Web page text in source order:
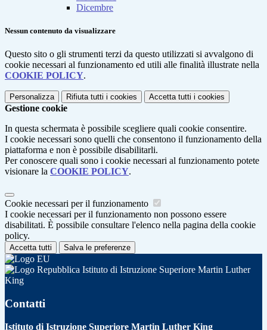
Dicembre
Nessun contenuto da visualizzare
Questo sito o gli strumenti terzi da questo utilizzati si avvalgono di
cookie necessari al funzionamento ed utili alle finalità illustrate nella
COOKIE POLICY.
Personalizza Rifiuta tutti i cookies Accetta tutti i cookies
Gestione cookie
In questa schermata è possibile scegliere quali cookie consentire.
I cookie necessari sono quelli che consentono il funzionamento della
piattaforma e non è possibile disabilitarli.
Per conoscere quali sono i cookie necessari al funzionamento potete
visionare la COOKIE POLICY.
Cookie necessari per il funzionamento
I cookie necessari per il funzionamento non possono essere
disabilitati. È possibile consultare l'elenco nella pagina della cookie
policy.
Accetta tutti Salva le preferenze
Istituto di Istruzione Superiore Martin Luther
King
Contatti
Istituto di Istruzione Superiore Martin Luther King